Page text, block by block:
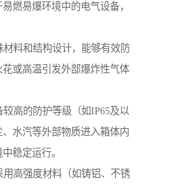
燃易爆环境中的电气设备，
料和结构设计，能够有效防
或高温引发外部爆炸性气体
高的防护等级（如IP65及以
、水汽等外部物质进入箱体内
稳定运行。
高强度材料（如铸铝、不锈